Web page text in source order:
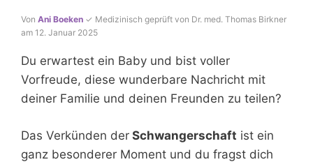
Von Ani Boeken ✓ Medizinisch geprüft von Dr. med. Thomas Birkner
am 12. Januar 2025
Du erwartest ein Baby und bist voller
Vorfreude, diese wunderbare Nachricht mit
deiner Familie und deinen Freunden zu teilen?
Das Verkünden der Schwangerschaft ist ein
ganz besonderer Moment und du fragst dich